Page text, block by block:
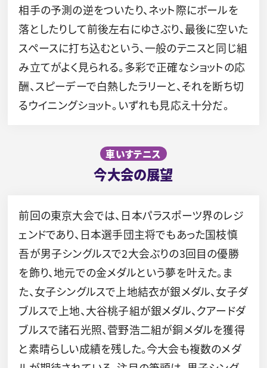
相手の予測の逆をついたり、ネット際にボールを
落としたりして前後左右にゆさぶり、最後に空いた
スペースに打ち込むという、一般のテニスと同じ組
み立てがよく見られる。多彩で正確なショットの応
酬、スピーデーで白熱したラリーと、それを断ち切
るウイニングショット。いずれも見応え十分だ。
車いすテニス
今大会の展望
前回の東京大会では、日本パラスポーツ界のレジ
ェンドであり、日本選手団主将でもあった国枝慎
吾が男子シングルスで2大会ぶりの3回目の優勝
を飾り、地元での金メダルという夢を叶えた。ま
た、女子シングルスで上地結衣が銀メダル、女子ダ
ブルスで上地、大谷桃子組が銀メダル、クアードダ
ブルスで諸石光照、菅野浩二組が銅メダルを獲得
と素晴らしい成績を残した。今大会も複数のメダ